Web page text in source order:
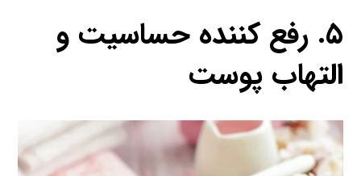
۵. رفع کننده حساسیت و
التهاب پوست